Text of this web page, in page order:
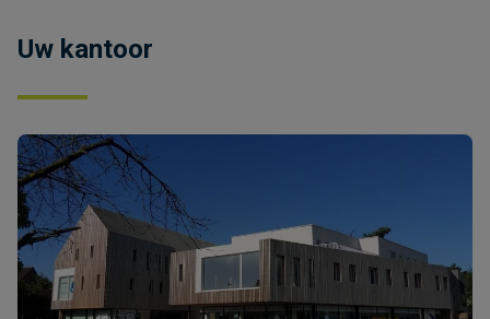
Uw kantoor